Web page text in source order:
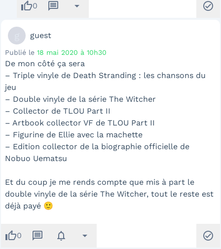
thumb_up0 message arrow_drop_down check_circle
guest
Publié le 18 mai 2020 à 10h30
De mon côté ça sera
– Triple vinyle de Death Stranding : les chansons du
jeu
– Double vinyle de la série The Witcher
– Collector de TLOU Part II
– Artbook collector VF de TLOU Part II
– Figurine de Ellie avec la machette
– Edition collector de la biographie officielle de
Nobuo Uematsu
Et du coup je me rends compte que mis à part le
double vinyle de la série The Witcher, tout le reste est
déjà payé 🙂
thumb_up0 message notifications arrow_drop_down check_circle